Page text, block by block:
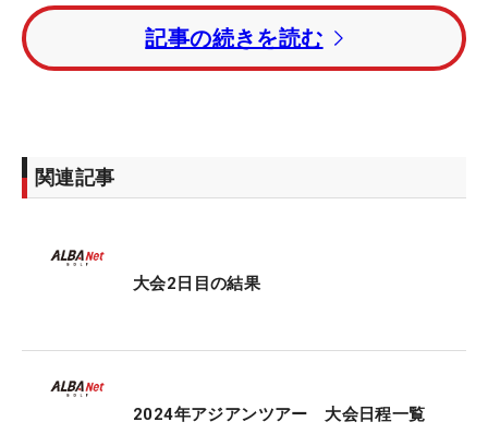
ら出た杉浦悠太は、5バーディ・2ボギーの「67」。
トータル9アンダー・5位タイで首位のダビド・プイ
グ（スペイン）、ジェイブ・クルーガー（南アフリ
生源寺龍憲はトータル8アンダー・8位タイ、金谷拓
実はトータル5アンダー・42位タイで決勝ラウンド
一方、関藤直熙（なおき）はトータル3アンダー・
LIVに所属する大物、パトリック・リード（米国）
はトータル7アンダー・15位タイ、セルヒオ・ガル
記事の続きを読む
関連記事
大会2日目の結果
2024年アジアンツアー 大会日程一覧